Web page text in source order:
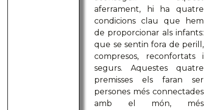
aferrament, hi ha quatre
condicions clau que hem
de proporcionar als infants:
que se sentin fora de perill,
compresos, reconfortats i
segurs. Aquestes quatre
premisses els faran ser
persones més connectades
amb el món, més